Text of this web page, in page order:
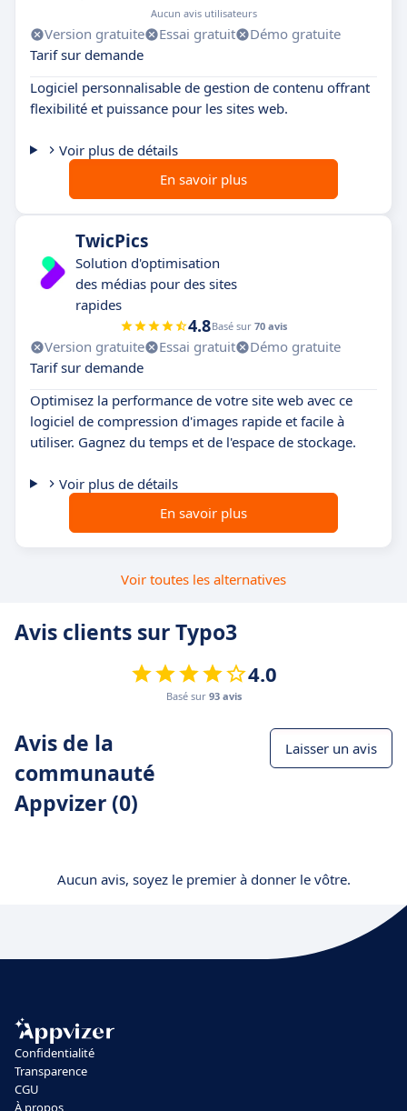
Aucun avis utilisateurs
Version gratuite Essai gratuit
Démo gratuite
Tarif sur demande
Logiciel personnalisable de gestion de contenu offrant
flexibilité et puissance pour les sites web.
Voir plus de détails
En savoir plus
TwicPics
Solution d'optimisation
des médias pour des sites
rapides
4.8Basé sur 70 avis
Version gratuite Essai gratuit
Démo gratuite
Tarif sur demande
Optimisez la performance de votre site web avec ce
logiciel de compression d'images rapide et facile à
utiliser. Gagnez du temps et de l'espace de stockage.
Voir plus de détails
En savoir plus
Voir toutes les alternatives
Avis clients sur Typo3
4.0
Basé sur 93 avis
Avis de la
communauté
Appvizer (0)
Laisser un avis
Aucun avis, soyez le premier à donner le vôtre.
Confidentialité
Transparence
CGU
À propos